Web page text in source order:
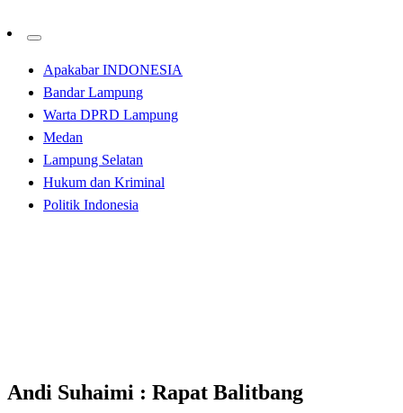
Apakabar INDONESIA
Bandar Lampung
Warta DPRD Lampung
Medan
Lampung Selatan
Hukum dan Kriminal
Politik Indonesia
Andi Suhaimi : Rapat Balitbang